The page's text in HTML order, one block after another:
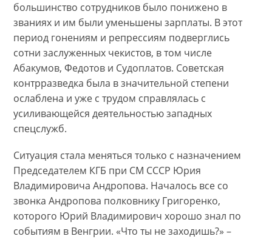
большинство сотрудников было понижено в
званиях и им были уменьшены зарплаты. В этот
период гонениям и репрессиям подверглись
сотни заслуженных чекистов, в том числе
Абакумов, Федотов и Судоплатов. Советская
контрразведка была в значительной степени
ослаблена и уже с трудом справлялась с
усиливающейся деятельностью западных
спецслужб.
Ситуация стала меняться только с назначением
Председателем КГБ при СМ СССР Юрия
Владимировича Андропова. Началось все со
звонка Андропова полковнику Григоренко,
которого Юрий Владимирович хорошо знал по
событиям в Венгрии. «Что ты не заходишь?» –